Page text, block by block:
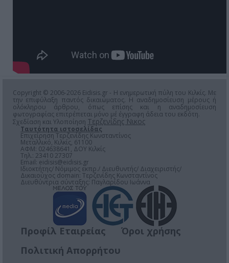
Copyright © 2006-2026 Eidisis.gr - Η ενημερωτική πύλη του Κιλκίς. Με
την επιφύλαξη παντός δικαιώματος. Η αναδημοσίευση μέρους ή
ολόκληρου άρθρου, όπως επίσης και η αναδημοσίευση
φωτογραφίας επιτρέπεται μόνο μέ έγγραφη άδεια του εκδότη.
Σχεδίαση και Υλοποίηση Τερζενίδης Νικος
Ταυτότητα ιστοσελίδας
Επιχείρηση Τερζενίδης Κωνσταντίνος
Μεταλλικό, Κιλκίς, 61100
ΑΦΜ: 024638641, ΔΟΥ Κιλκίς
Τηλ.: 23410 27307
Email: eidisis@eidisis.gr
Ιδιοκτήτης/ Νόμιμος εκπρ./ Διευθυντής/ Διαχειριστής/
Δικαιούχος domain: Τερζενίδης Κωνσταντίνος
Διευθύντρια σύνταξης: Παγλαρίδου Ιωάννα
Προφίλ Εταιρείας
Όροι χρήσης
Πολιτική Απορρήτου